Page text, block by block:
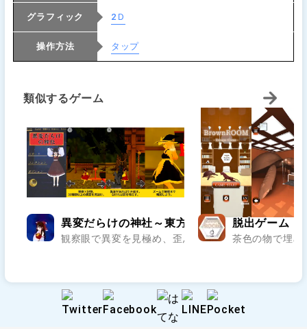
グラフィック 2Ｄ
操作方法 タップ
類似するゲーム
異変だらけの神社～東方二次創作で8番出口ラ
観察眼で異変を見極め、歪んだ境内を抜け出せ。霊
脱出ゲーム
茶色の物で埋め